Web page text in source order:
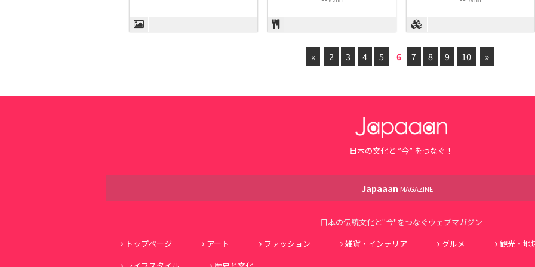
« 2 3 4 5 6 7 8 9 10 »
日本の文化と ”今” をつなぐ！
Japaaan MAGAZINE
日本の伝統文化と"今"をつなぐウェブマガジン
トップページ
アート ファッション 雑貨・インテリア グルメ 観光・地